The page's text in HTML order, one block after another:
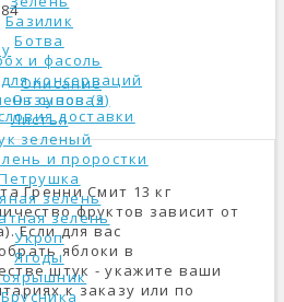
Базилик
Ботва
и фасоль
консерваций
суповая
Листья
зеленый
и проростки
зелень
зелень
Укроп
Ягоды
Брусника
Описание
Отзывов (3)
доставки
Гренни Смит 13 кг
фруктов зависит от
Если для вас
яблоки в
штук - укажите ваши
к заказу или по